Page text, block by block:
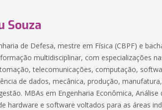
Souza
de Defesa, mestre em Física (CBPF) e
multidisciplinar, com especializações
telecomunicações, computação,
de dados, mecânica, produção,
MBAs em Engenharia Econômica, Análise
hardware e software voltados para as áreas